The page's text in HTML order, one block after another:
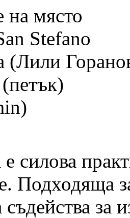
на място
Stefano
(Лили
силова
Подходяща
съдейства за